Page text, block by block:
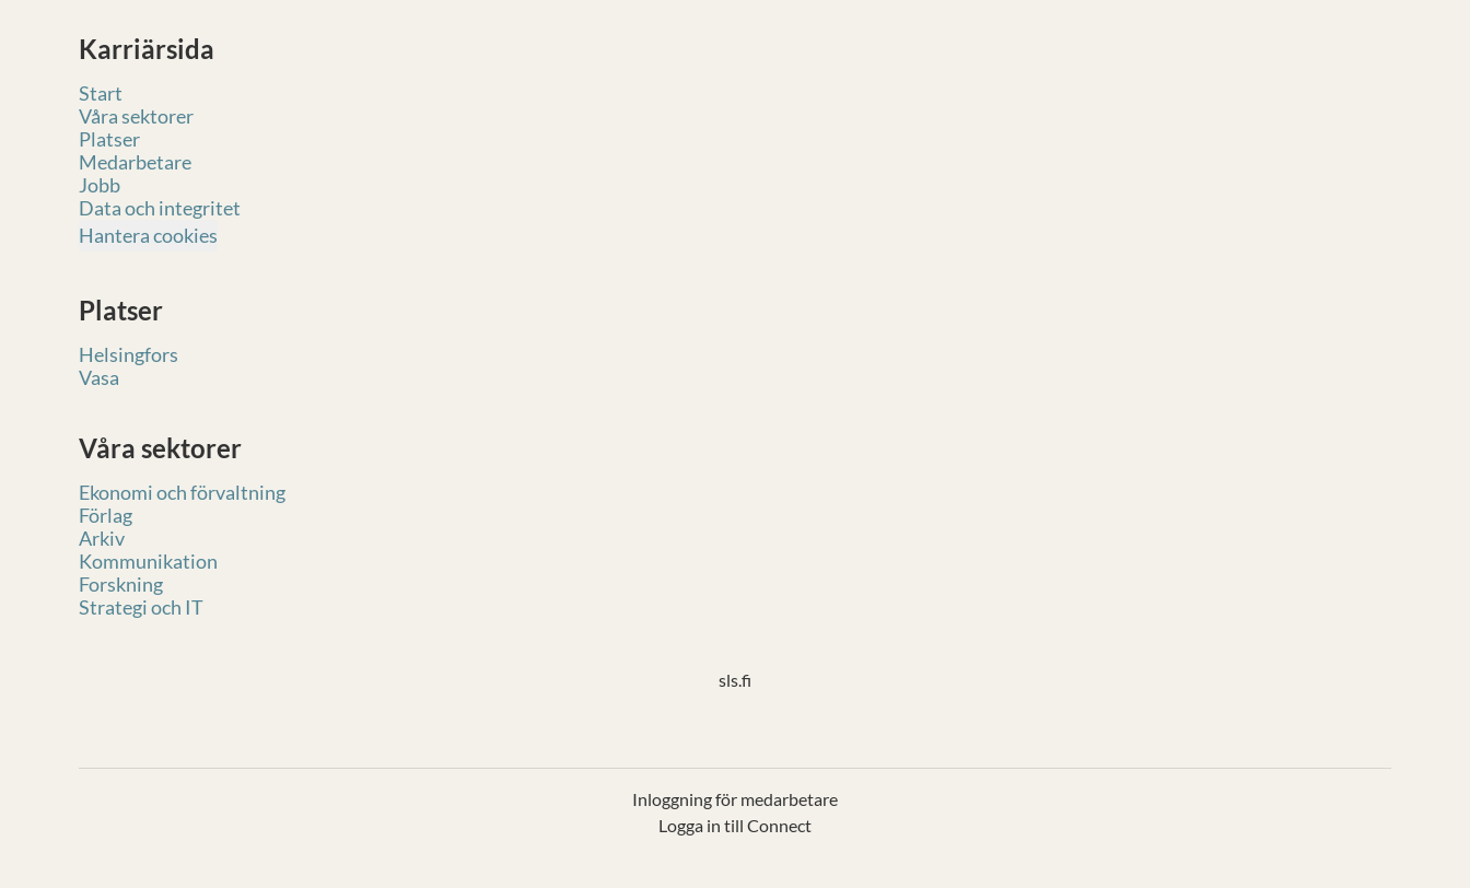
Karriärsida
Start
Våra sektorer
Platser
Medarbetare
Jobb
Data och integritet
Hantera cookies
Platser
Helsingfors
Vasa
Våra sektorer
Ekonomi och förvaltning
Förlag
Arkiv
Kommunikation
Forskning
Strategi och IT
sls.fi
Inloggning för medarbetare
Logga in till Connect